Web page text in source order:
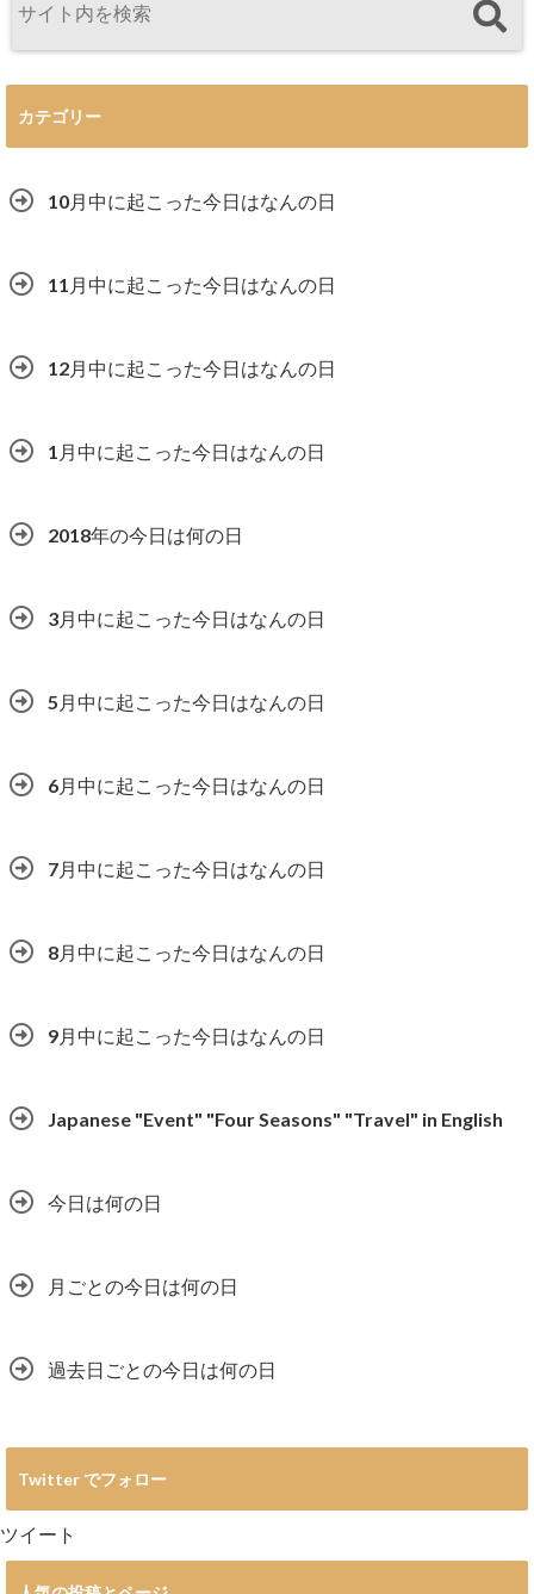
カテゴリー
10月中に起こった今日はなんの日
11月中に起こった今日はなんの日
12月中に起こった今日はなんの日
1月中に起こった今日はなんの日
2018年の今日は何の日
3月中に起こった今日はなんの日
5月中に起こった今日はなんの日
6月中に起こった今日はなんの日
7月中に起こった今日はなんの日
8月中に起こった今日はなんの日
9月中に起こった今日はなんの日
Japanese "Event" "Four Seasons" "Travel" in English
今日は何の日
月ごとの今日は何の日
過去日ごとの今日は何の日
Twitter でフォロー
ツイート